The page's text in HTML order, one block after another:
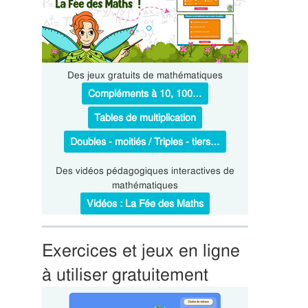
Des jeux gratuits de mathématiques
Compléments à 10, 100…
Tables de multiplication
Doubles - moitiés / Triples - tiers…
Des vidéos pédagogiques interactives de
mathématiques
Vidéos : La Fée des Maths
Exercices et jeux en ligne
à utiliser gratuitement